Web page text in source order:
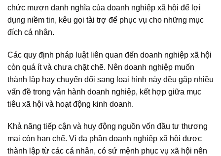
chức mượn danh nghĩa của doanh nghiệp xã hội để lợi
dụng niềm tin, kêu gọi tài trợ để phục vụ cho những mục
đích cá nhân.
Các quy định pháp luật liên quan đến doanh nghiệp xã hội
còn quá ít và chưa chặt chẽ. Nên doanh nghiệp muốn
thành lập hay chuyển đổi sang loại hình này đều gặp nhiều
vấn đề trong vận hành doanh nghiệp, kết hợp giữa mục
tiêu xã hội và hoạt động kinh doanh.
Khả năng tiếp cận và huy động nguồn vốn đầu tư thương
mại còn hạn chế. Vì đa phần doanh nghiệp xã hội được
thành lập từ các cá nhân, có sứ mệnh phục vụ xã hội nên